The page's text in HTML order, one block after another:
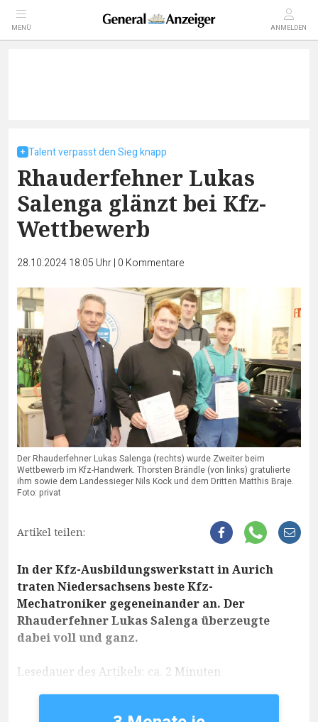
MENÜ ANMELDEN
Talent verpasst den Sieg knapp
Rhauderfehner Lukas
Salenga glänzt bei Kfz-
Wettbewerb
28.10.2024 18:05 Uhr| 0 Kommentare
Der Rhauderfehner Lukas Salenga (rechts) wurde Zweiter beim
Wettbewerb im Kfz-Handwerk. Thorsten Brändle (von links) gratulierte
ihm sowie dem Landessieger Nils Kock und dem Dritten Matthis Braje.
Foto: privat
Artikel teilen:
In der Kfz-Ausbildungswerkstatt in Aurich
traten Niedersachsens beste Kfz-
Mechatroniker gegeneinander an. Der
Rhauderfehner Lukas Salenga überzeugte
dabei voll und ganz.
Lesedauer des Artikels: ca. 2 Minuten